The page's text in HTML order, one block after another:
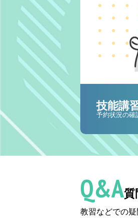
技能講
予約状況の確
Q&A質
教習などでの